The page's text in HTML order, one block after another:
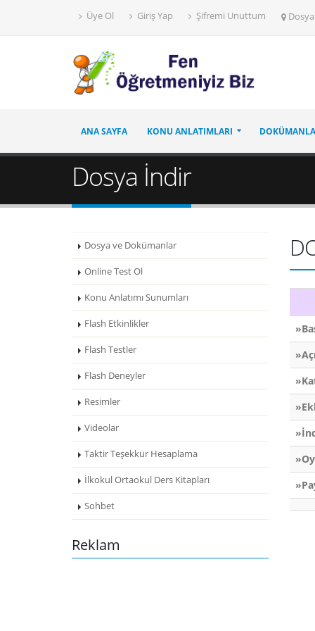
Üye Ol Giriş Yap Şifremi Unuttum
ANA SAYFA KONU ANLATIMLARI
Dosya İndir
Dosya ve Dokümanlar
Online Test Ol
Konu Anlatımı Sunumları
Flash Etkinlikler
Flash Testler
Flash Deneyler
Resimler
Videolar
Taktir Teşekkür Hesaplama
İlkokul Ortaokul Ders Kitapları
Sohbet
Reklam